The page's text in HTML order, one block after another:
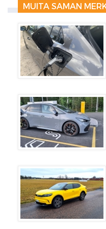
MUITA SAMAN